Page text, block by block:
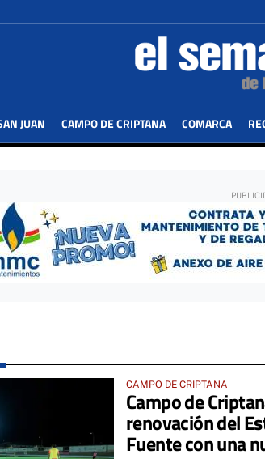
JUAN CAMPO DE CRIPTANA COMARCA
CAMPO DE CRIPTANA
Campo de
renovación del
Fuente con una